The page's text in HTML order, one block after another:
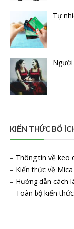
Tự
KIẾN THỨC BỔ
– Thông tin về keo
– Kiến thức về Mica
– Hướng dẫn cách
– Toàn bộ kiến